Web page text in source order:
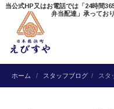
当公式HP又はお電話では「24時間
弁当配達」承ってお
ホーム スタッフブログ スタ